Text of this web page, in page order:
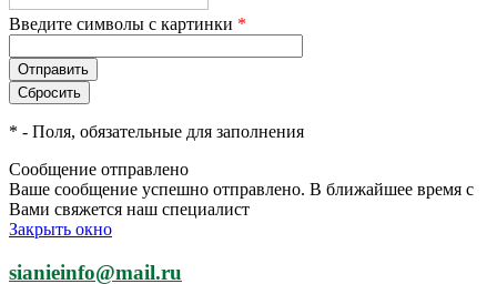
Введите символы с картинки *
* - Поля, обязательные для заполнения
Сообщение отправлено
Ваше сообщение успешно отправлено. В ближайшее время с
Вами свяжется наш специалист
Закрыть окно
sianieinfo@mail.ru